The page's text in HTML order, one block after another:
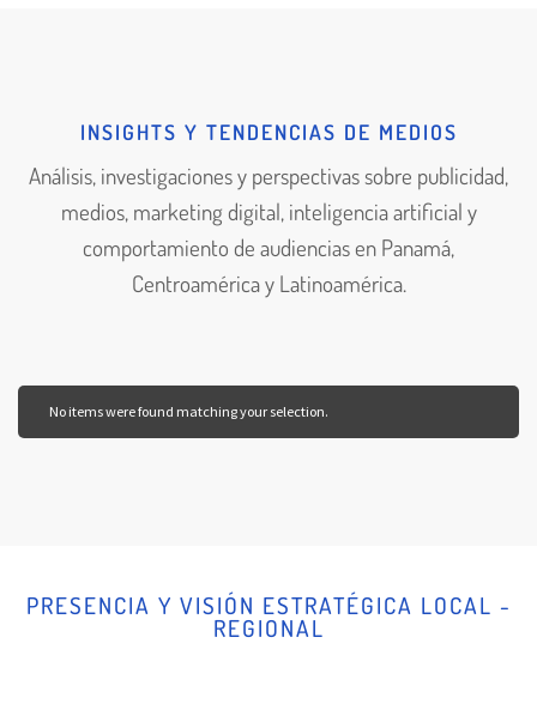
INSIGHTS Y TENDENCIAS DE MEDIOS
Análisis, investigaciones y perspectivas sobre publicidad,
medios, marketing digital, inteligencia artificial y
comportamiento de audiencias en Panamá,
Centroamérica y Latinoamérica.
No items were found matching your selection.
PRESENCIA Y VISIÓN ESTRATÉGICA LOCAL -
REGIONAL